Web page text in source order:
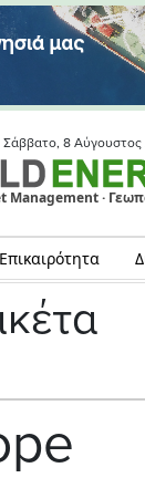
Σάββατο, 8 Αύγουστος
Management ·
Επικαιρότητα